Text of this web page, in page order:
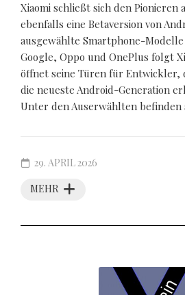
Xiaomi schließt sich den Pionieren
ebenfalls eine Betaversion von
ausgewählte Smartphone-
Google, Oppo und OnePlus folgt
öffnet seine Türen für Entwickler,
die neueste Android-Generation
Unter den Auserwählten befinden
MEHR
29. APRIL 2026